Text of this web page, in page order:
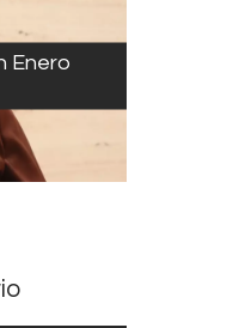
Enero